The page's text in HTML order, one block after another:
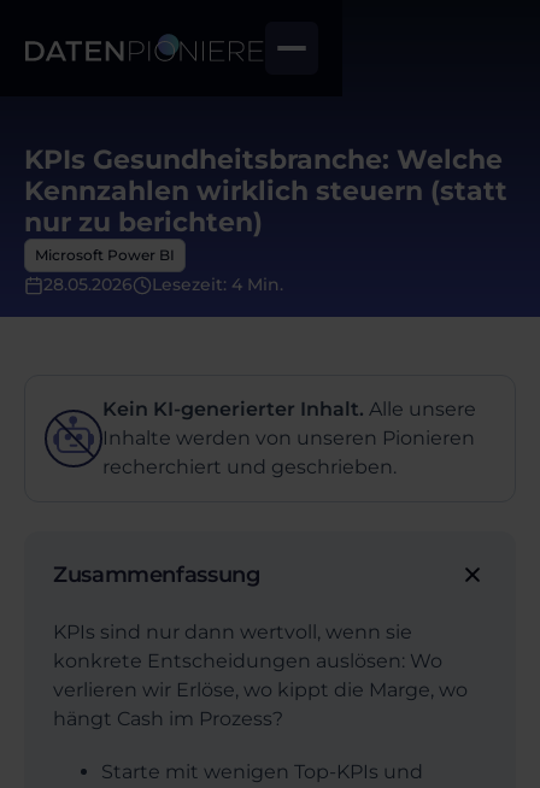
KPIs Gesundheitsbranche: Welche
Kennzahlen wirklich steuern (statt
nur zu berichten)
Microsoft Power BI
28.05.2026 Lesezeit: 4 Min.
Kein KI-generierter Inhalt. Alle unsere
Inhalte werden von unseren Pionieren
recherchiert und geschrieben.
Zusammenfassung
KPIs sind nur dann wertvoll, wenn sie
konkrete Entscheidungen auslösen: Wo
verlieren wir Erlöse, wo kippt die Marge, wo
hängt Cash im Prozess?
Starte mit wenigen Top-KPIs und